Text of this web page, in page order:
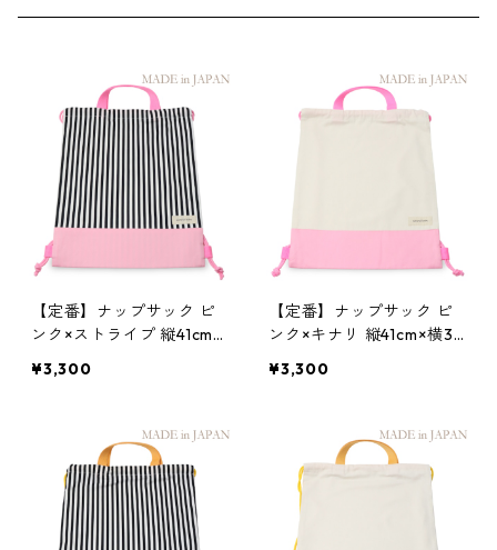
【定番】ナップサック ピ
ンク×ストライプ 縦41cm×
¥3,300
【定番】ナップサック ピ
ンク×キナリ 縦41cm×横3
¥3,300